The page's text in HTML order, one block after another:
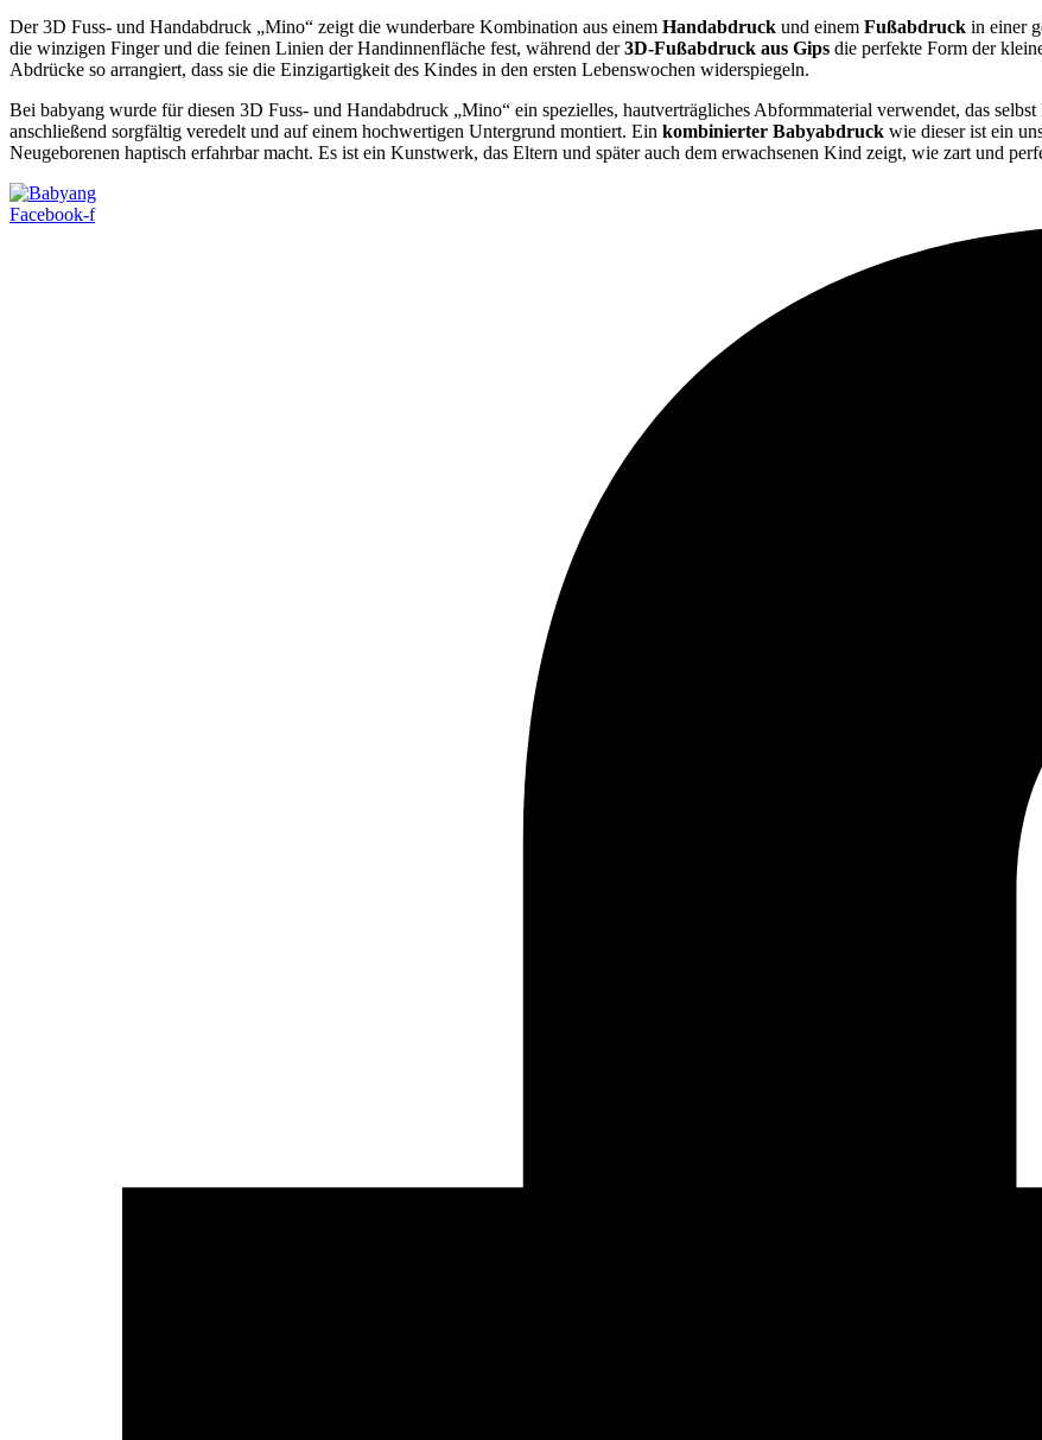
Der 3D Fuss- und Handabdruck „Mino“ zeigt die wunderbare Kombination aus einem Handabdruck und einem Fußabdruck in einer
die winzigen Finger und die feinen Linien der Handinnenfläche fest, während der3D-Fußabdruck aus Gips die perfekte Form der
Abdrücke so arrangiert, dass sie die Einzigartigkeit des Kindes in den ersten Lebenswochen widerspiegeln.
Bei babyang wurde für diesen 3D Fuss- und Handabdruck „Mino“ ein spezielles, hautverträgliches Abformmaterial verwendet, das
anschließend sorgfältig veredelt und auf einem hochwertigen Untergrund montiert. Ein kombinierter Babyabdruck wie dieser ist ein
Neugeborenen haptisch erfahrbar macht. Es ist ein Kunstwerk, das Eltern und später auch dem erwachsenen Kind zeigt, wie zart und
Facebook-f